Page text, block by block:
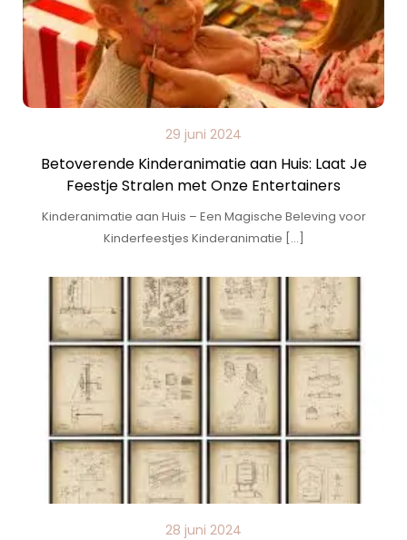
29 juni 2024
Betoverende Kinderanimatie aan Huis: Laat Je
Feestje Stralen met Onze Entertainers
Kinderanimatie aan Huis – Een Magische Beleving voor
Kinderfeestjes Kinderanimatie […]
28 juni 2024